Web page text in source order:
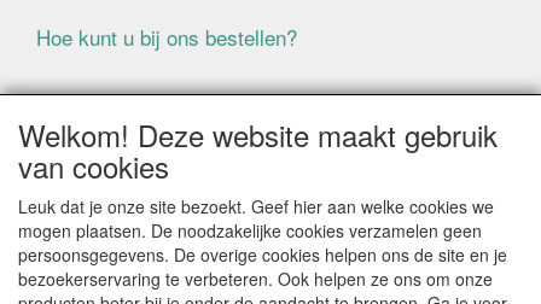
Hoe kunt u bij ons bestellen?
Voorwaarden
BIJ BESTELLINGEN ONDER DE € 125,00 EXCLUSIEF BTW
BRENGEN WIJ IN NEDERLAND € 5,87 VERZENDKOSTEN
IN REKENING (BELGIË € 9,09). VERZENDKOSTEN
WORDEN VERWIJDERD BIJ BESTELLING BOVEN DE €
Welkom! Deze website maakt gebruik
van cookies
Leuk dat je onze site bezoekt. Geef hier aan welke cookies we
mogen plaatsen. De noodzakelijke cookies verzamelen geen
persoonsgegevens. De overige cookies helpen ons de site en je
bezoekerservaring te verbeteren. Ook helpen ze ons om onze